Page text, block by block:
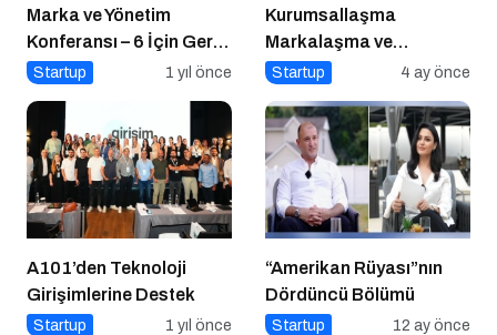
Marka ve Yönetim
Konferansı – 6 İçin Geri
Sayım!
Startup 1 yıl önce
Kurumsallaşma
Markalaşma ve
Dijitalleşme Odaklı
Kurumsaldık
Startup 4 ay önce
A101’den Teknoloji
Girişimlerine Destek
Startup 1 yıl önce
“Amerikan Rüyası”nın
Dördüncü Bölümü
Startup 12 ay önce